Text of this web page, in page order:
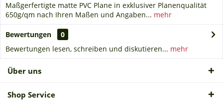
Maßgerfertigte matte PVC Plane in exklusiver Planenqualität
650g/qm nach Ihren Maßen und Angaben... mehr
Bewertungen
0
Bewertungen lesen, schreiben und diskutieren... mehr
Über uns
Shop Service